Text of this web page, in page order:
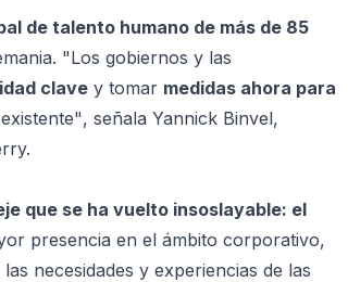
de talento humano de más de 85
"Los gobiernos y las
clave y tomar medidas ahora para
existente", señala Yannick Binvel,
que se ha vuelto insoslayable: el
presencia en el ámbito corporativo,
necesidades y experiencias de las